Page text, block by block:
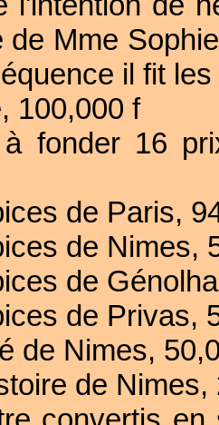
de Mme
il fit
100,000 f
à fonder 16
de Paris,
de Nimes,
de
de Privas,
de Nimes,
de Nimes,